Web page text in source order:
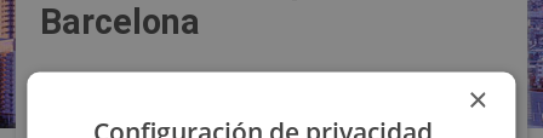
Barcelona
×
Configuración de privacidad